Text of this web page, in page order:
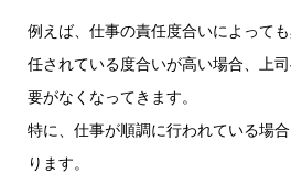
例えば、仕事の責任度合いによっても
任されている度合いが高い場合、上
要がなくなってきます。
特に、仕事が順調に行われている場
ります。